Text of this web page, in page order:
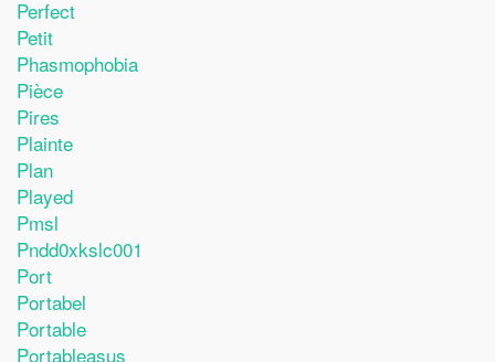
Perfect
Petit
Phasmophobia
Pièce
Pires
Plainte
Plan
Played
Pmsl
Pndd0xkslc001
Port
Portabel
Portable
Portableasus